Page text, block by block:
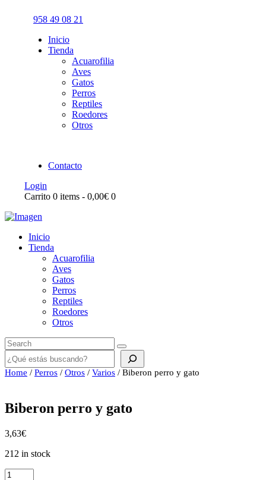
958 49 08 21
Inicio
Tienda
Acuarofilia
Aves
Gatos
Perros
Reptiles
Roedores
Otros
Contacto
Login
Carrito 0 items - 0,00€ 0
Inicio
Tienda
Acuarofilia
Aves
Gatos
Perros
Reptiles
Roedores
Otros
Buscar
Home / Perros / Otros / Varios / Biberon perro y gato
Biberon perro y gato
3,63€
212 in stock
Biberon